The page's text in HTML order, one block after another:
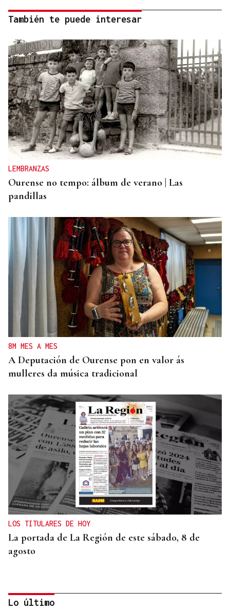
También te puede interesar
LEMBRANZAS
Ourense no tempo: álbum de verano | Las
pandillas
8M MES A MES
A Deputación de Ourense pon en valor ás
mulleres da música tradicional
LOS TITULARES DE HOY
La portada de La Región de este sábado, 8 de
agosto
Lo último